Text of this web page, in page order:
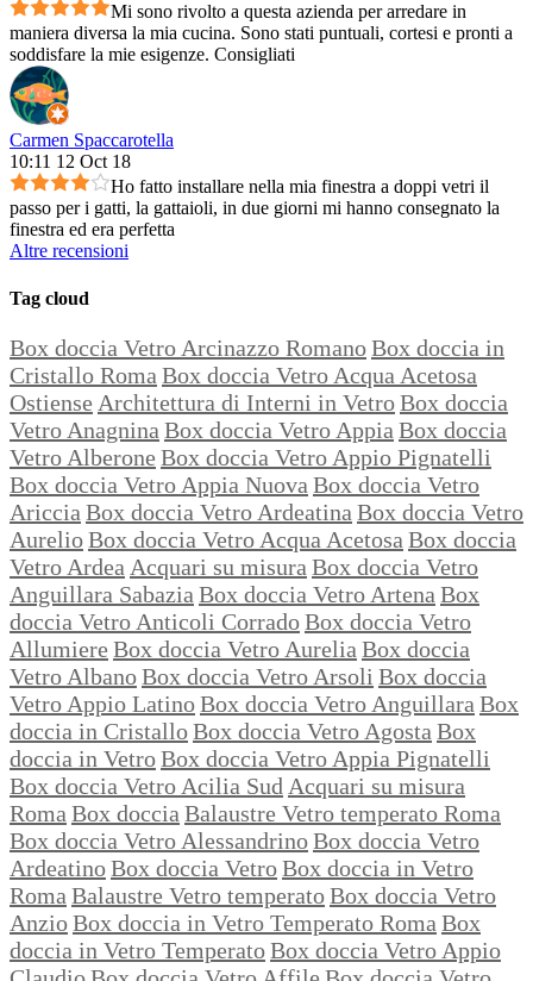
Mi sono rivolto a questa azienda per arredare in
maniera diversa la mia cucina. Sono stati puntuali, cortesi e pronti a
soddisfare la mie esigenze. Consigliati
Carmen Spaccarotella
10:11 12 Oct 18
Ho fatto installare nella mia finestra a doppi vetri il
passo per i gatti, la gattaioli, in due giorni mi hanno consegnato la
finestra ed era perfetta
Altre recensioni
Tag cloud
Box doccia Vetro Arcinazzo RomanoBox doccia in
Cristallo Roma Box doccia Vetro Acqua Acetosa
Ostiense Architettura di Interni in VetroBox doccia
Vetro Anagnina Box doccia Vetro Appia Box doccia
Vetro Alberone Box doccia Vetro Appio Pignatelli
Box doccia Vetro Appia Nuova Box doccia Vetro
Ariccia Box doccia Vetro Ardeatina Box doccia Vetro
AurelioBox doccia Vetro Acqua Acetosa Box doccia
Vetro Ardea Acquari su misura Box doccia Vetro
Anguillara Sabazia Box doccia Vetro Artena Box
doccia Vetro Anticoli CorradoBox doccia Vetro
Allumiere Box doccia Vetro Aurelia Box doccia
Vetro AlbanoBox doccia Vetro Arsoli Box doccia
Vetro Appio LatinoBox doccia Vetro Anguillara Box
doccia in CristalloBox doccia Vetro Agosta Box
doccia in VetroBox doccia Vetro Appia Pignatelli
Box doccia Vetro Acilia Sud Acquari su misura
Roma Box doccia Balaustre Vetro temperato Roma
Box doccia Vetro AlessandrinoBox doccia Vetro
ArdeatinoBox doccia VetroBox doccia in Vetro
Roma Balaustre Vetro temperatoBox doccia Vetro
AnzioBox doccia in Vetro Temperato Roma Box
doccia in Vetro TemperatoBox doccia Vetro Appio